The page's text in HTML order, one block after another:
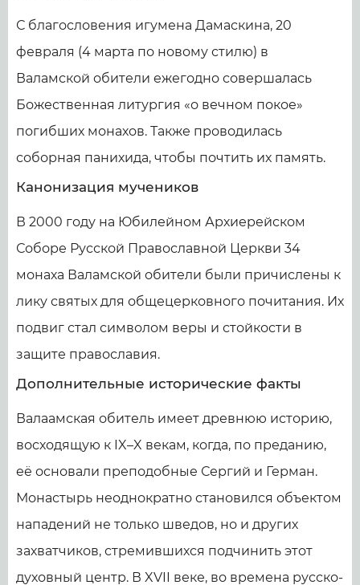
С благословения игумена Дамаскина, 20
февраля (4 марта по новому стилю) в
Валамской обители ежегодно совершалась
Божественная литургия «о вечном покое»
погибших монахов. Также проводилась
соборная панихида, чтобы почтить их память.
Канонизация мучеников
В 2000 году на Юбилейном Архиерейском
Соборе Русской Православной Церкви 34
монаха Валамской обители были причислены к
лику святых для общецерковного почитания. Их
подвиг стал символом веры и стойкости в
защите православия.
Дополнительные исторические факты
Валаамская обитель имеет древнюю историю,
восходящую к IX–X векам, когда, по преданию,
её основали преподобные Сергий и Герман.
Монастырь неоднократно становился объектом
нападений не только шведов, но и других
захватчиков, стремившихся подчинить этот
духовный центр. В XVII веке, во времена русско-